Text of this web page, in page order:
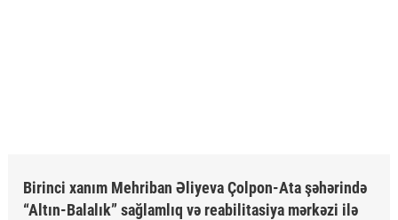
Birinci xanım Mehriban Əliyeva Çolpon-Ata şəhərində
“Altın-Balalık” sağlamlıq və reabilitasiya mərkəzi ilə